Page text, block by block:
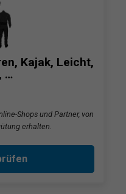
Kajak, Leicht,
…
Shops und Partner, von
erhalten.